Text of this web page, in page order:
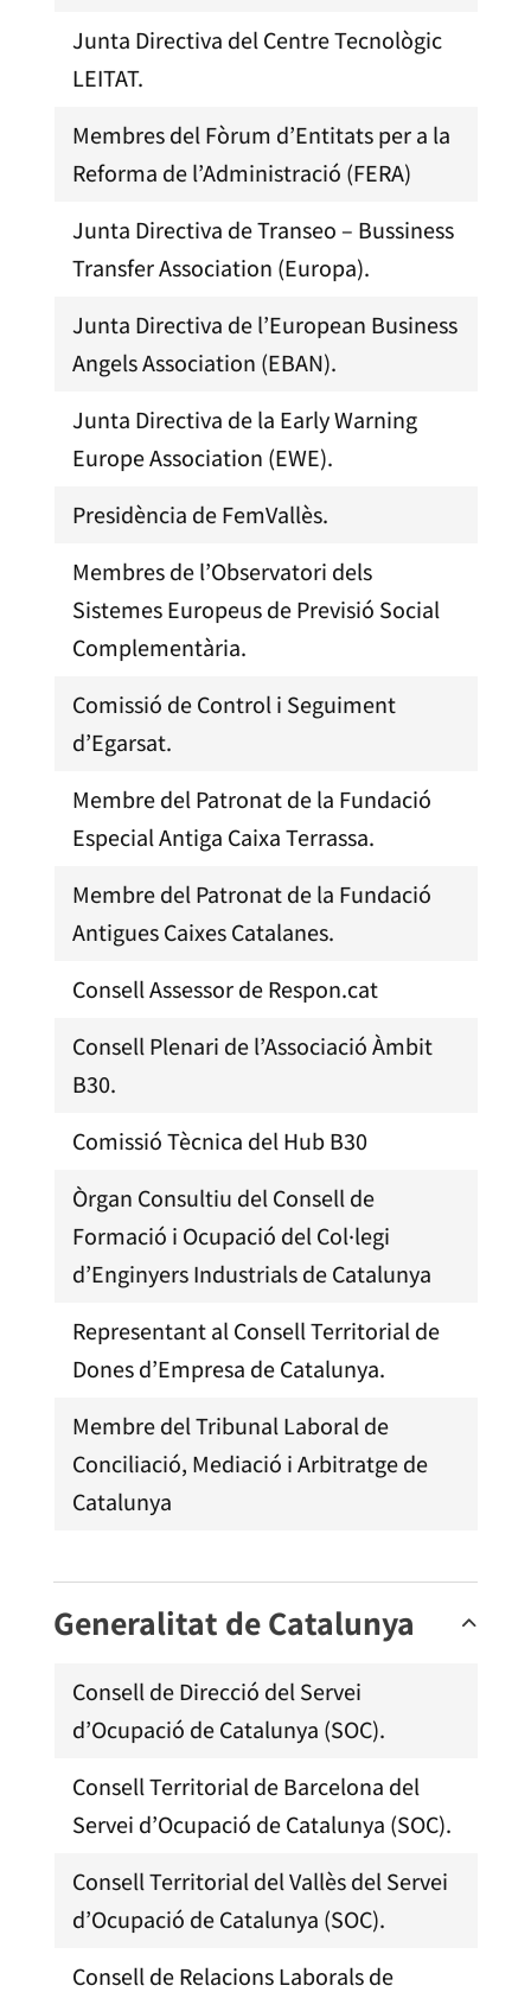
Junta Directiva del Centre Tecnològic
LEITAT.
Membres del Fòrum d’Entitats per a la
Reforma de l’Administració (FERA)
Junta Directiva de Transeo – Bussiness
Transfer Association (Europa).
Junta Directiva de l’European Business
Angels Association (EBAN).
Junta Directiva de la Early Warning
Europe Association (EWE).
Presidència de FemVallès.
Membres de l’Observatori dels
Sistemes Europeus de Previsió Social
Complementària.
Comissió de Control i Seguiment
d’Egarsat.
Membre del Patronat de la Fundació
Especial Antiga Caixa Terrassa.
Membre del Patronat de la Fundació
Antigues Caixes Catalanes.
Consell Assessor de Respon.cat
Consell Plenari de l’Associació Àmbit
B30.
Comissió Tècnica del Hub B30
Òrgan Consultiu del Consell de
Formació i Ocupació del Col·legi
d’Enginyers Industrials de Catalunya
Representant al Consell Territorial de
Dones d’Empresa de Catalunya.
Membre del Tribunal Laboral de
Conciliació, Mediació i Arbitratge de
Catalunya
Generalitat de Catalunya
Consell de Direcció del Servei
d’Ocupació de Catalunya (SOC).
Consell Territorial de Barcelona del
Servei d’Ocupació de Catalunya (SOC).
Consell Territorial del Vallès del Servei
d’Ocupació de Catalunya (SOC).
Consell de Relacions Laborals de